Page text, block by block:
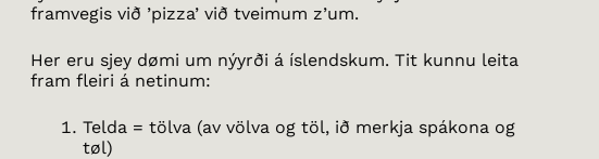
framvegis við ’pizza’ við tveimum z’um.
Her eru sjey dømi um nýyrði á íslendskum. Tit kunnu leita
fram fleiri á netinum:
Telda = tölva (av völva og töl, ið merkja spákona og
tøl)